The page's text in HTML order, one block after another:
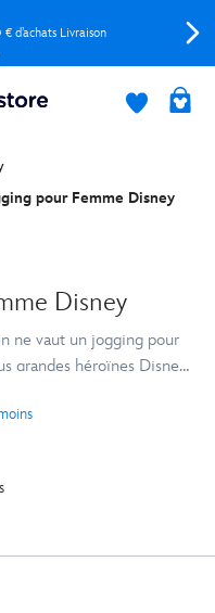
d’achats Livraison
pour Femme Disney
Disney
ne vaut un jogging pour